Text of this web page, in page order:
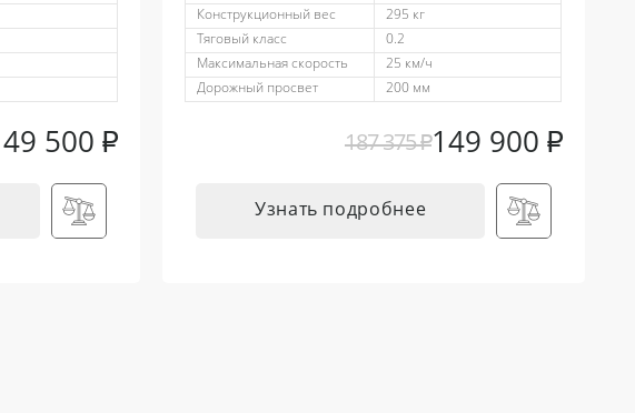
500₽
Конструкционный вес
295 кг
Тяговый класс
0.2
Максимальная скорость
25 км/ч
Дорожный просвет
200 мм
187 375₽149 900 ₽
Узнать подробнее